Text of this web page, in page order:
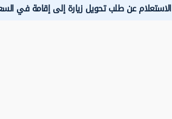
الاستعلام عن طلب تحويل زيارة إلى إقامة في